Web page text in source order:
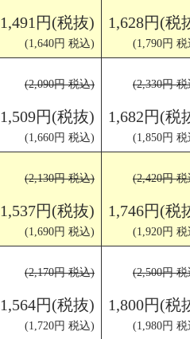
1,491円(税抜)
(1,640円 税込)
1,628円(税
(1,790円
(2,090円 税込)
1,509円(税抜)
(1,660円 税込)
(2,330円
1,682円(税
(1,850円
(2,130円 税込)
1,537円(税抜)
(1,690円 税込)
(2,420円
1,746円(税
(1,920円
(2,170円 税込)
1,564円(税抜)
(1,720円 税込)
(2,500円
1,800円(税
(1,980円